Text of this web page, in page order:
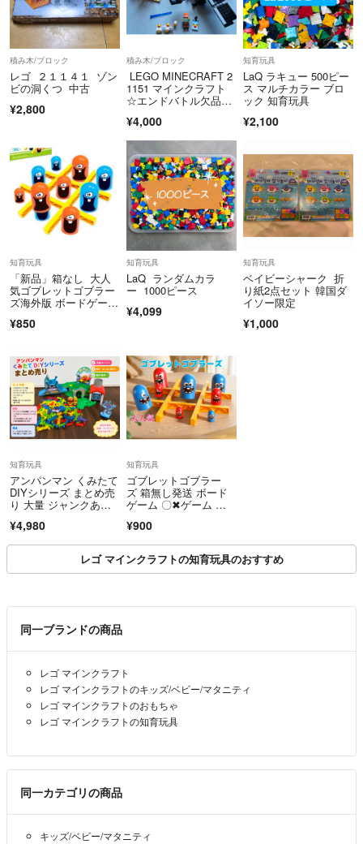
積み木/ブロック
レゴ ２１１４１ ゾン
ビの洞くつ 中古
¥2,800
積み木/ブロック
LEGO MINECRAFT 2
1151 マインクラフト
☆エンドバトル欠品あ
¥4,000
知育玩具
LaQ ラキュー 500ピー
ス マルチカラー ブロ
ック 知育玩具
¥2,100
知育玩具
「新品」箱なし 大人
気ゴブレットゴブラー
ズ海外版 ボードゲー
¥850
知育玩具
LaQ ランダムカラ
ー 1000ピース
¥4,099
知育玩具
ベイビーシャーク 折
り紙2点セット 韓国ダ
イソー限定
¥1,000
知育玩具
アンパンマン くみたて
DIYシリーズ まとめ売
り 大量 ジャンクあ
¥4,980
知育玩具
ゴブレットゴブラー
ズ 箱無し発送 ボード
ゲーム 〇✖ゲーム 家
¥900
レゴ マインクラフトの知育玩具のおすすめ
同一ブランドの商品
レゴ マインクラフト
レゴ マインクラフトのキッズ/ベビー/マタニティ
レゴ マインクラフトのおもちゃ
レゴ マインクラフトの知育玩具
同一カテゴリの商品
キッズ/ベビー/マタニティ